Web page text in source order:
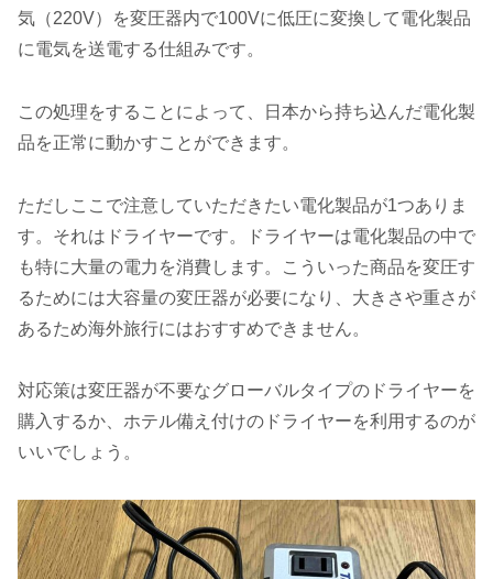
気（220V）を変圧器内で100Vに低圧に変換して電化製品
に電気を送電する仕組みです。
この処理をすることによって、日本から持ち込んだ電化製
品を正常に動かすことができます。
ただしここで注意していただきたい電化製品が1つありま
す。それはドライヤーです。ドライヤーは電化製品の中で
も特に大量の電力を消費します。こういった商品を変圧す
るためには大容量の変圧器が必要になり、大きさや重さが
あるため海外旅行にはおすすめできません。
対応策は変圧器が不要なグローバルタイプのドライヤーを
購入するか、ホテル備え付けのドライヤーを利用するのが
いいでしょう。